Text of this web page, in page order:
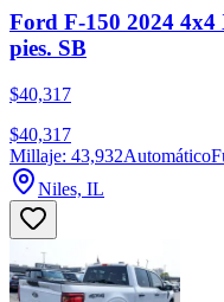
Ford F-150 2024
pies. SB
$40,317
$40,317
Millaje: 43,932Automático
Niles, IL